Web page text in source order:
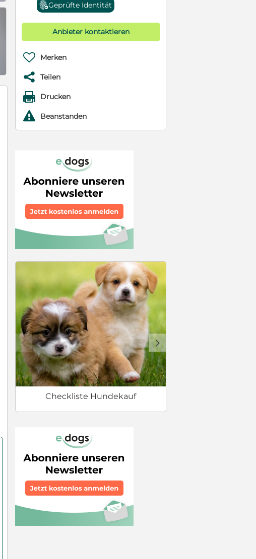
Geprüfte Identität
Anbieter kontaktieren
 Merken
 Teilen
 Drucken
r Beanstanden
Checkliste Hundekauf
c d